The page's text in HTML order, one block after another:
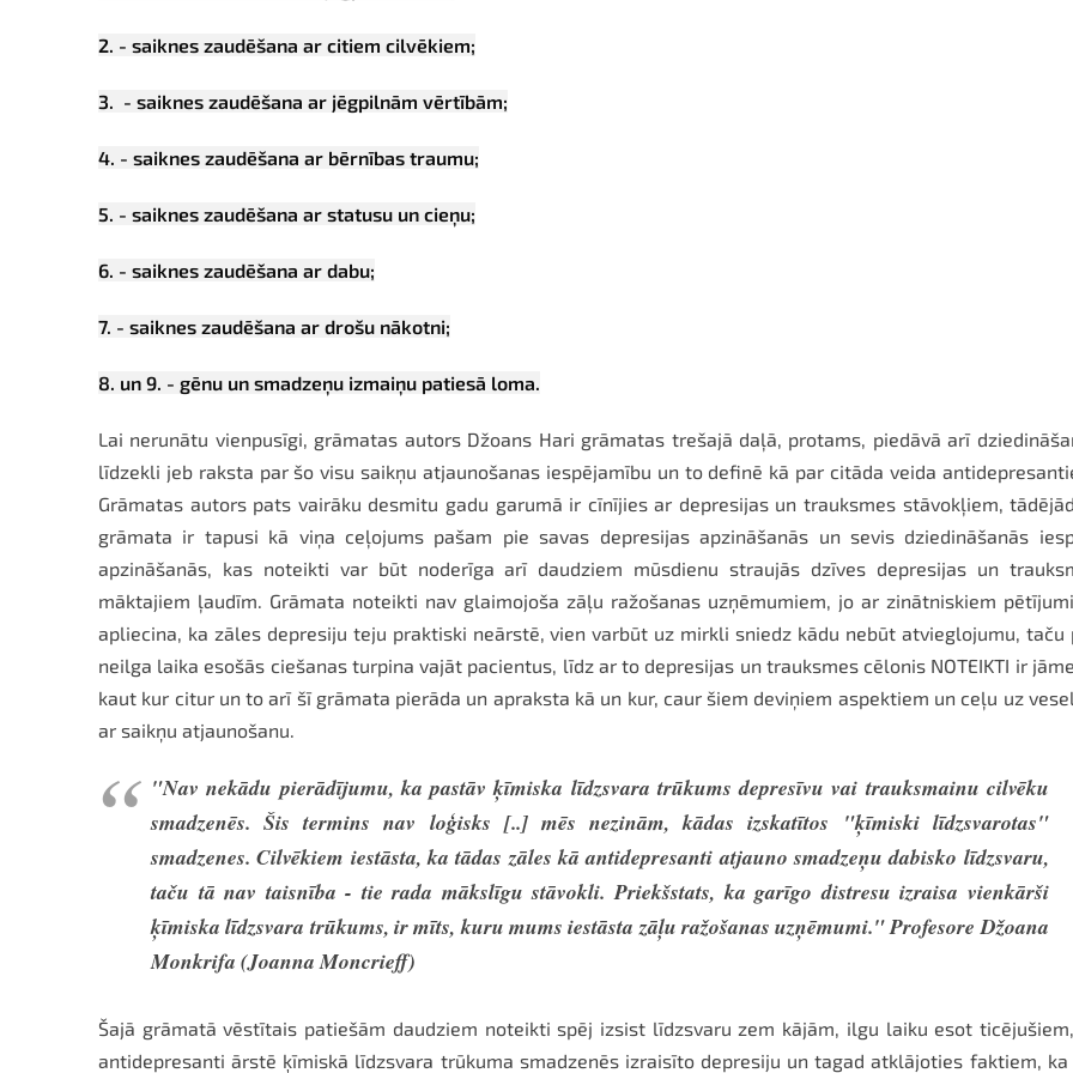
2. - saiknes zaudēšana ar citiem cilvēkiem;
3. - saiknes zaudēšana ar jēgpilnām vērtībām;
4. - saiknes zaudēšana ar bērnības traumu;
5. - saiknes zaudēšana ar statusu un cieņu;
6. - saiknes zaudēšana ar dabu;
7. - saiknes zaudēšana ar drošu nākotni;
8. un 9. - gēnu un smadzeņu izmaiņu patiesā loma.
Lai nerunātu vienpusīgi, grāmatas autors Džoans Hari grāmatas trešajā daļā, protams, piedāvā arī
līdzekli jeb raksta par šo visu saikņu atjaunošanas iespējamību un to definē kā par citāda veida
Grāmatas autors pats vairāku desmitu gadu garumā ir cīnījies ar depresijas un trauksmes stāvokļiem,
grāmata ir tapusi kā viņa ceļojums pašam pie savas depresijas apzināšanās un sevis dziedināšanās
apzināšanās, kas noteikti var būt noderīga arī daudziem mūsdienu straujās dzīves depresijas un
māktajiem ļaudīm. Grāmata noteikti nav glaimojoša zāļu ražošanas uzņēmumiem, jo ar zinātniskiem
apliecina, ka zāles depresiju teju praktiski neārstē, vien varbūt uz mirkli sniedz kādu nebūt atvieglojumu, taču
neilga laika esošās ciešanas turpina vajāt pacientus, līdz ar to depresijas un trauksmes cēlonis NOTEIKTI ir
kaut kur citur un to arī šī grāmata pierāda un apraksta kā un kur, caur šiem deviņiem aspektiem un ceļu uz
ar saikņu atjaunošanu.
"Nav nekādu pierādījumu, ka pastāv ķīmiska līdzsvara trūkums depresīvu vai trauksmainu cilvēku
smadzenēs. Šis termins nav loģisks [..] mēs nezinām, kādas izskatītos "ķīmiski līdzsvarotas"
smadzenes. Cilvēkiem iestāsta, ka tādas zāles kā antidepresanti atjauno smadzeņu dabisko līdzsvaru,
taču tā nav taisnība - tie rada mākslīgu stāvokli. Priekšstats, ka garīgo distresu izraisa vienkārši
ķīmiska līdzsvara trūkums, ir mīts, kuru mums iestāsta zāļu ražošanas uzņēmumi." Profesore Džoana
Monkrifa (Joanna Moncrieff)
Šajā grāmatā vēstītais patiešām daudziem noteikti spēj izsist līdzsvaru zem kājām, ilgu laiku esot
antidepresanti ārstē ķīmiskā līdzsvara trūkuma smadzenēs izraisīto depresiju un tagad atklājoties faktiem,